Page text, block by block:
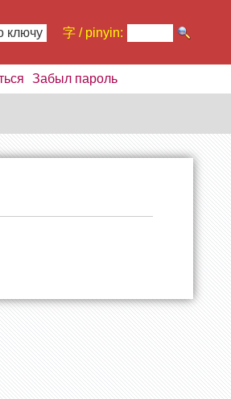
ключу 字 / pinyin:
Забыл пароль